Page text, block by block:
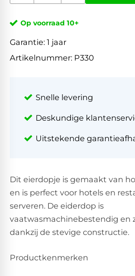
Op voorraad 10+
Garantie: 1 jaar
Artikelnummer: P330
Snelle levering
Deskundige
Uitstekende
Dit eierdopje is gemaakt van
en is perfect voor hotels en
serveren. De eiderdop is
vaatwasmachinebestendig en
dankzij de stevige constructie.
Productkenmerken